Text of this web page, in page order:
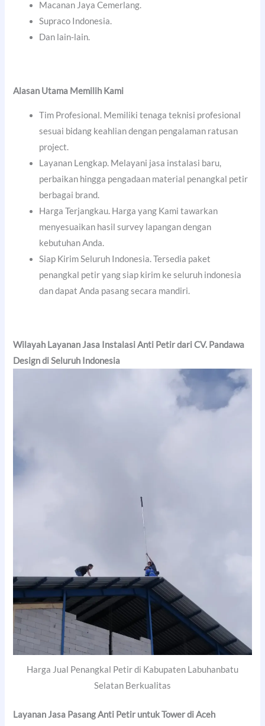
Macanan Jaya Cemerlang.
Supraco Indonesia.
Dan lain-lain.
Alasan Utama Memilih Kami
Tim Profesional. Memiliki tenaga teknisi profesional
sesuai bidang keahlian dengan pengalaman ratusan
project.
Layanan Lengkap. Melayani jasa instalasi baru,
perbaikan hingga pengadaan material penangkal petir
berbagai brand.
Harga Terjangkau. Harga yang Kami tawarkan
menyesuaikan hasil survey lapangan dengan
kebutuhan Anda.
Siap Kirim Seluruh Indonesia. Tersedia paket
penangkal petir yang siap kirim ke seluruh indonesia
dan dapat Anda pasang secara mandiri.
Wilayah Layanan Jasa Instalasi Anti Petir dari CV. Pandawa
Design di Seluruh Indonesia
Harga Jual Penangkal Petir di Kabupaten Labuhanbatu
Selatan Berkualitas
Layanan Jasa Pasang Anti Petir untuk Tower di Aceh